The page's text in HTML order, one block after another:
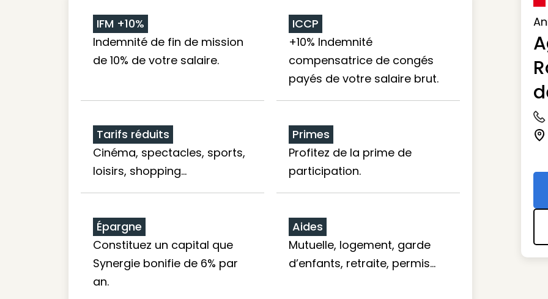
IFM +10%
Indemnité de fin de mission
de 10% de votre salaire.
ICCP
+10% Indemnité
compensatrice de congés
payés de votre salaire brut.
Tarifs réduits
Cinéma, spectacles, sports,
loisirs, shopping...
Primes
Profitez de la prime de
participation.
Épargne
Constituez un capital que
Synergie bonifie de 6% par
an.
Aides
Mutuelle, logement, garde
d’enfants, retraite, permis…